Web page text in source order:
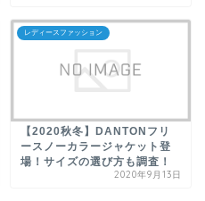
レディースファッション
【2020秋冬】DANTONフリ
ースノーカラージャケット登
場！サイズの選び方も調査！
2020年9月13日